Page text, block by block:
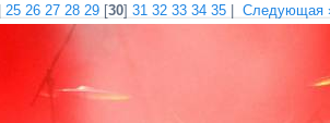
25 26 27 28 29[30] 31 32 33 34 35| Следующая